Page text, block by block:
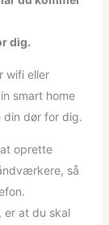
dig.
wifi eller
smart home
din dør for dig.
oprette
så
er at du skal